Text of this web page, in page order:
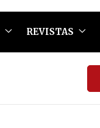
REVISTAS